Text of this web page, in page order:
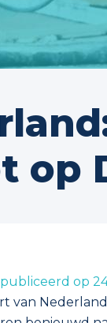
op
op
van